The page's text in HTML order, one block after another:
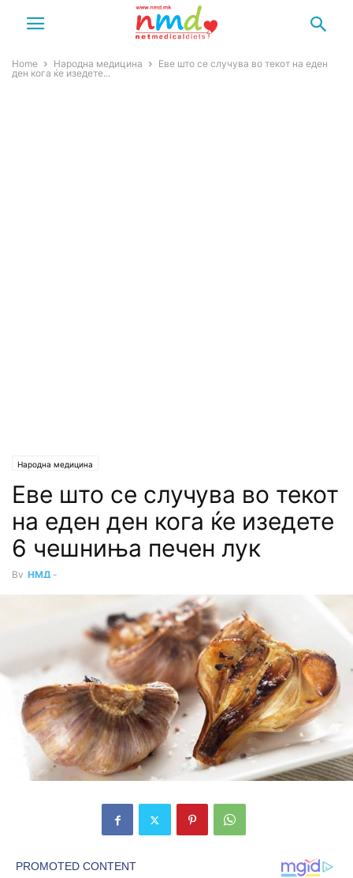
Home Народна медицина
Еве што се случува во текот на еден
ден кога ќе изедете...
Народна медицина
Еве што се случува во текот
на еден ден кога ќе изедете
6 чешниња печен лук
By НМД -